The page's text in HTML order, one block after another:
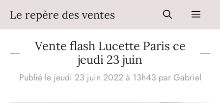
contenu
Le repère des ventes Menu
Vente flash Lucette Paris ce
jeudi 23 juin
Publié le jeudi 23 juin 2022 à 13h43 parGabriel